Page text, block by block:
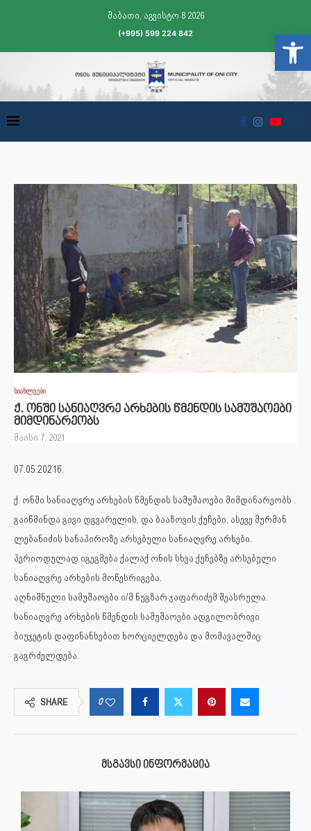
შაბათი, აგვისტო 8 2026
(+995) 599 224 842
სიახლეები
ქ. ონში სანიაღვრე არხების წმენდის სამუშაოები
მიმდინარეობს
მაისი 7, 2021
07.05.2021წ.
ქ. ონში სანიაღვრე არხების წმენდის სამუშაოები მიმდინარეობს .
გაიწმინდა გივი დგვარელის, და ბააზოვის ქუჩები, ასევე მურმან
ლებანიძის სანაპიროზე არსებული სანიაღვრე არხები.
პერიოდულად იგეგმება ქალაქ ონის სხვა ქუჩებზე არსებული
სანიაღვრე არხების მოწესრიგება.
აღნიშნული სამუშაოები ი/მ ნუგზარ ჯაფარიძემ შეასრულა.
სანიაღვრე არხების წმენდის სამუშაოები ადგილობრივი
ბიუჯეტის დაფინანსებით ხორციელდება და მომავალშიც
გაგრძელდება.
SHARE 0
ᲛᲡᲒᲐᲕᲡᲘ ᲘᲜᲤᲝᲠᲛᲐᲪᲘᲐ